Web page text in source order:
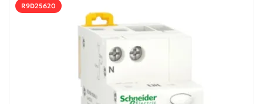
R9D25620